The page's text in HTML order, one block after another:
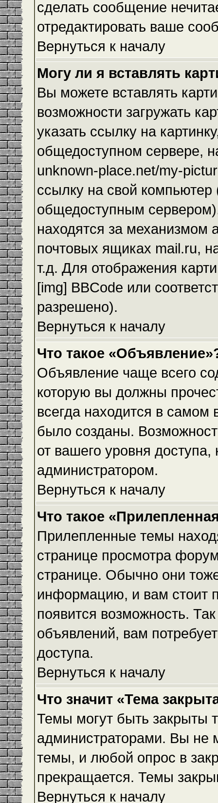
сделать сообщение
отредактировать ваше
Вернуться к началу
Могу ли я вставлять
Вы можете вставлять
возможности загружать
указать ссылку на
общедоступном сервере,
unknown-place.net/my-
ссылку на свой компьютер
общедоступным
находятся за механизмом
почтовых ящиках mail.ru,
т.д. Для отображения
[img] BBCode или
разрешено).
Вернуться к началу
Что такое
Объявление чаще всего
которую вы должны
всегда находится в
было созданы.
от вашего уровня
администратором.
Вернуться к началу
Что такое
Прилепленные темы
странице просмотра
странице. Обычно они
информацию, и вам стоит
появится возможность.
объявлений, вам
доступа.
Вернуться к началу
Что значит «Тема
Темы могут быть закрыты
администраторами. Вы не
темы, и любой опрос в
прекращается. Темы
Вернуться к началу